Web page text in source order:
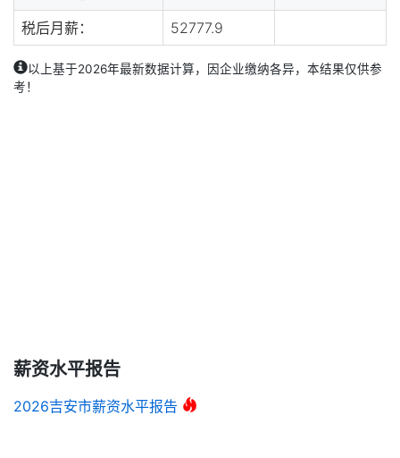
税后月薪：
52777.9
以上基于2026年最新数据计算，因企业缴纳各异，本结果仅供参
考！
薪资水平报告
2026吉安市薪资水平报告